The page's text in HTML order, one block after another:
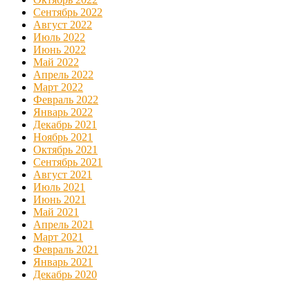
Сентябрь 2022
Август 2022
Июль 2022
Июнь 2022
Май 2022
Апрель 2022
Март 2022
Февраль 2022
Январь 2022
Декабрь 2021
Ноябрь 2021
Октябрь 2021
Сентябрь 2021
Август 2021
Июль 2021
Июнь 2021
Май 2021
Апрель 2021
Март 2021
Февраль 2021
Январь 2021
Декабрь 2020